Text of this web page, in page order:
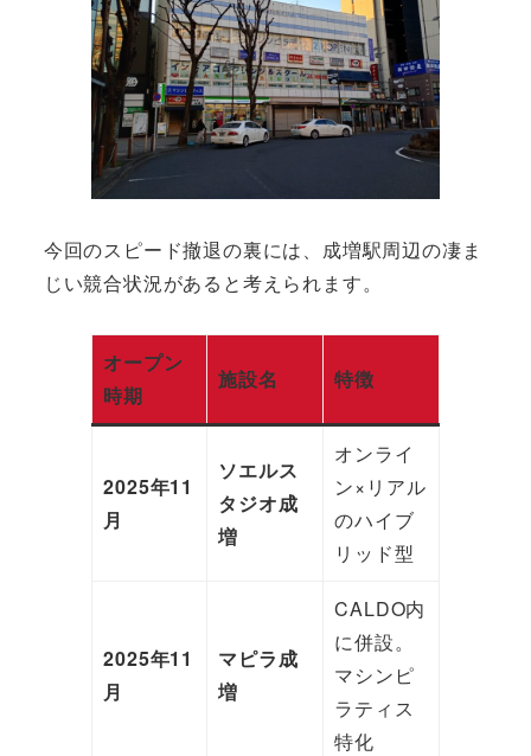
今回のスピード撤退の裏には、成増駅周辺の凄ま
じい競合状況があると考えられます。
オープン
時期
施設名 特徴
2025年11
月
ソエルス
タジオ成
増
オンライ
ン×リアル
のハイブ
リッド型
2025年11
月
マピラ成
増
CALDO内
に併設。
マシンピ
ラティス
特化